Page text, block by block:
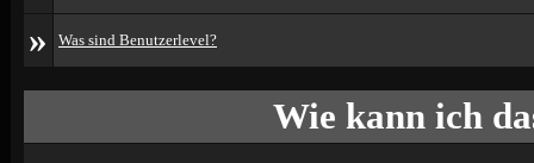
» Was sind Benutzerlevel?
Wie kann ich